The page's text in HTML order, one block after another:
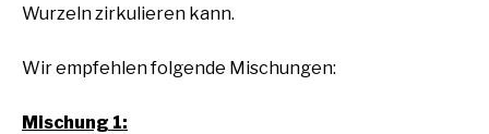
Wurzeln zirkulieren kann.
Wir empfehlen folgende Mischungen:
Mischung 1: